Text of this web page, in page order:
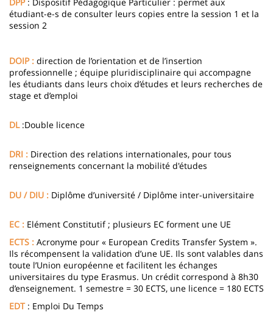
étudiant-e-s de consulter leurs copies entre la session 1 et la
session 2
DOIP : direction de l’orientation et de l’insertion
professionnelle ; équipe pluridisciplinaire qui accompagne
les étudiants dans leurs choix d’études et leurs recherches de
stage et d’emploi
DL :Double licence
DRI : Direction des relations internationales, pour tous
renseignements concernant la mobilité d'études
DU / DIU : Diplôme d’université / Diplôme inter-universitaire
EC : Elément Constitutif ; plusieurs EC forment une UE
ECTS : Acronyme pour « European Credits Transfer System ».
Ils récompensent la validation d’une UE. Ils sont valables dans
toute l’Union européenne et facilitent les échanges
universitaires du type Erasmus. Un crédit correspond à 8h30
d’enseignement. 1 semestre = 30 ECTS, une licence = 180 ECTS
EDT : Emploi Du Temps